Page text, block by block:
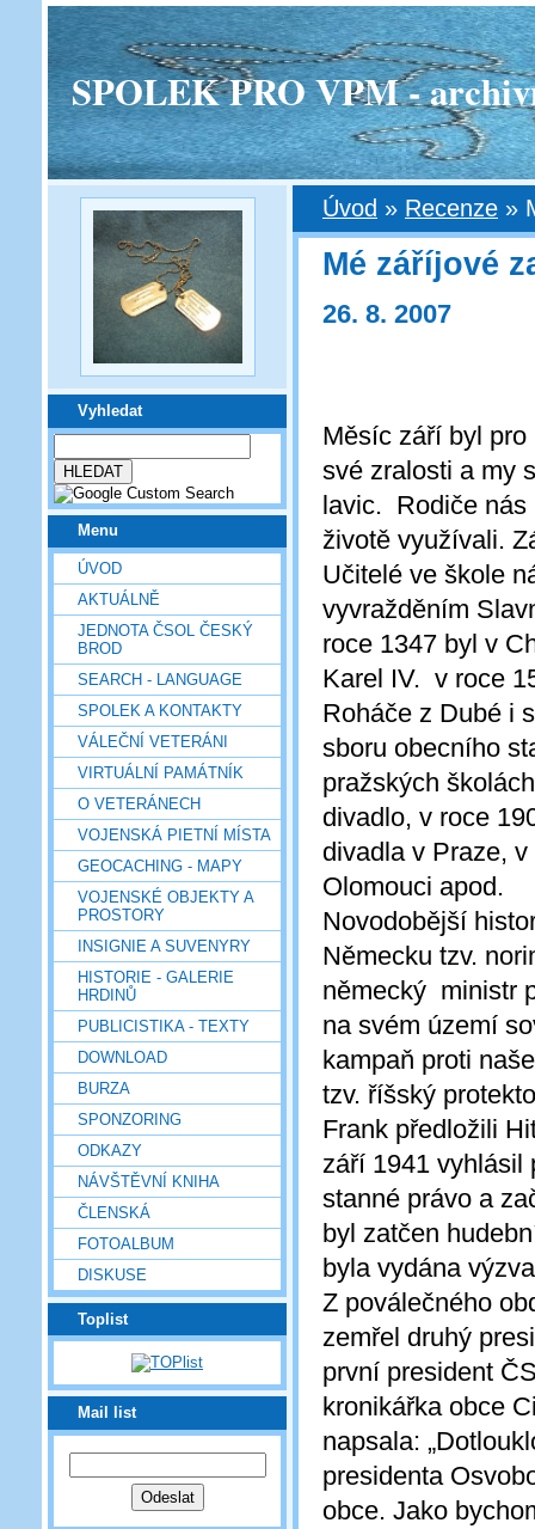
SPOLEK PRO VPM -
Vyhledat
Menu
ÚVOD
AKTUÁLNĚ
JEDNOTA ČSOL ČESKÝ
BROD
SEARCH - LANGUAGE
SPOLEK A KONTAKTY
VÁLEČNÍ VETERÁNI
VIRTUÁLNÍ PAMÁTNÍK
O VETERÁNECH
VOJENSKÁ PIETNÍ MÍSTA
GEOCACHING - MAPY
VOJENSKÉ OBJEKTY A
PROSTORY
INSIGNIE A SUVENYRY
HISTORIE - GALERIE
HRDINŮ
PUBLICISTIKA - TEXTY
DOWNLOAD
BURZA
SPONZORING
ODKAZY
NÁVŠTĚVNÍ KNIHA
ČLENSKÁ
FOTOALBUM
DISKUSE
Toplist
Mail list
Úvod » Recenze »
Mé záříjové
26. 8. 2007
Měsíc září byl
své zralosti a my
lavic. Rodiče
životě využívali.
Učitelé ve škole
vyvražděním
roce 1347 byl v
Karel IV. v roce
Roháče z Dubé i
sboru obecního
pražských
divadlo, v roce
divadla v Praze,
Olomouci apod.
Novodobější
Německu tzv.
německý ministr
na svém území
kampaň proti
tzv. říšský
Frank předložili
září 1941 vyhlásil
stanné právo a
byl zatčen
byla vydána
Z poválečného
zemřel druhý
první president
kronikářka obce
napsala:
presidenta
obce. Jako